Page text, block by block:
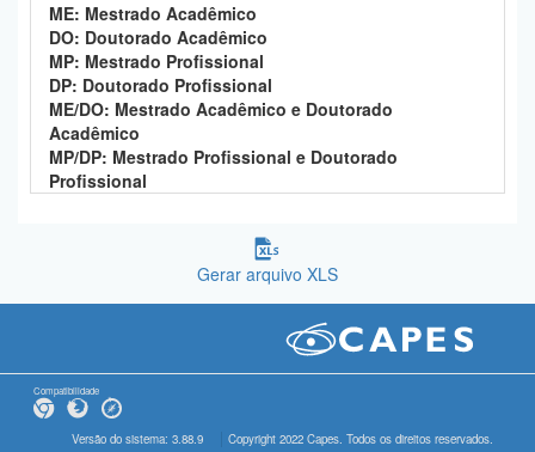
ME: Mestrado Acadêmico
DO: Doutorado Acadêmico
MP: Mestrado Profissional
DP: Doutorado Profissional
ME/DO: Mestrado Acadêmico e Doutorado
Acadêmico
MP/DP: Mestrado Profissional e Doutorado
Profissional
Gerar arquivo XLS
Compatibilidade
Versão do sistema: 3.88.9 Copyright 2022 Capes. Todos os direitos reservados.